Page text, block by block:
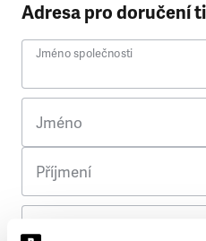
Adresa pro doručení
Jméno společnosti
Jméno
Příjmení
Ulice